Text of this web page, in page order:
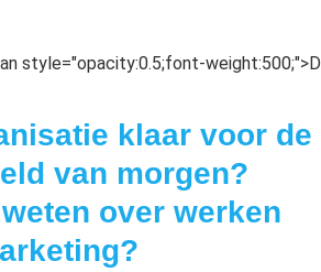
klaar voor de
van morgen?
over werken